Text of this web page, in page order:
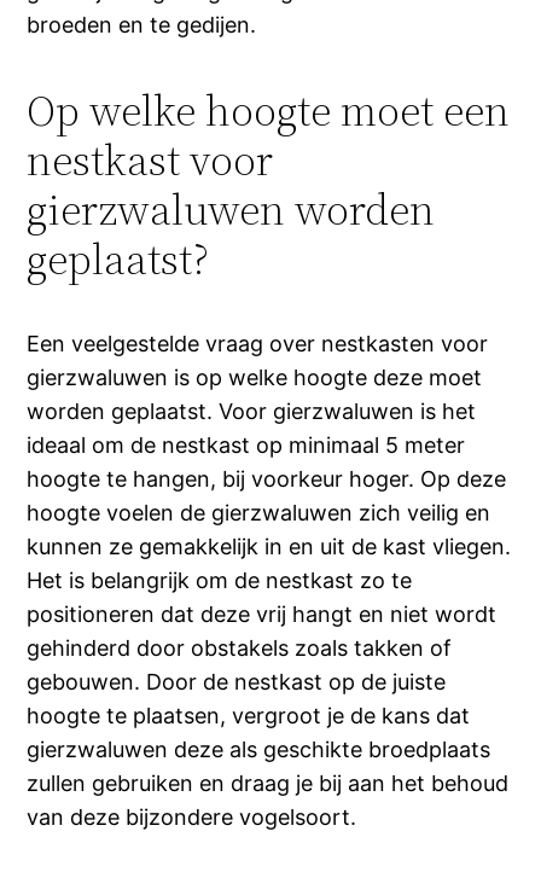
broeden en te gedijen.
Op welke hoogte moet een
nestkast voor
gierzwaluwen worden
geplaatst?
Een veelgestelde vraag over nestkasten voor
gierzwaluwen is op welke hoogte deze moet
worden geplaatst. Voor gierzwaluwen is het
ideaal om de nestkast op minimaal 5 meter
hoogte te hangen, bij voorkeur hoger. Op deze
hoogte voelen de gierzwaluwen zich veilig en
kunnen ze gemakkelijk in en uit de kast vliegen.
Het is belangrijk om de nestkast zo te
positioneren dat deze vrij hangt en niet wordt
gehinderd door obstakels zoals takken of
gebouwen. Door de nestkast op de juiste
hoogte te plaatsen, vergroot je de kans dat
gierzwaluwen deze als geschikte broedplaats
zullen gebruiken en draag je bij aan het behoud
van deze bijzondere vogelsoort.